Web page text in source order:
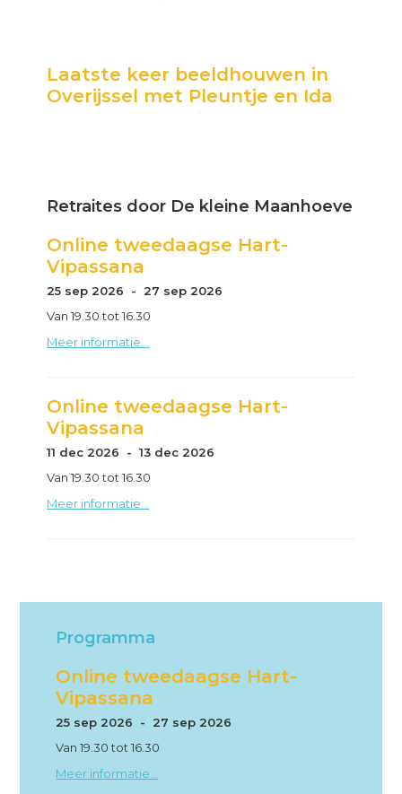
Sidebar
Laatste keer beeldhouwen in
Overijssel met Pleuntje en Ida
Retraites door De kleine Maanhoeve
Online tweedaagse Hart-
Vipassana
25 sep 2026 - 27 sep 2026
Van 19.30 tot 16.30
Meer informatie...
Online tweedaagse Hart-
Vipassana
11 dec 2026 - 13 dec 2026
Van 19.30 tot 16.30
Meer informatie...
Programma
Online tweedaagse Hart-
Vipassana
25 sep 2026 - 27 sep 2026
Van 19.30 tot 16.30
Meer informatie...